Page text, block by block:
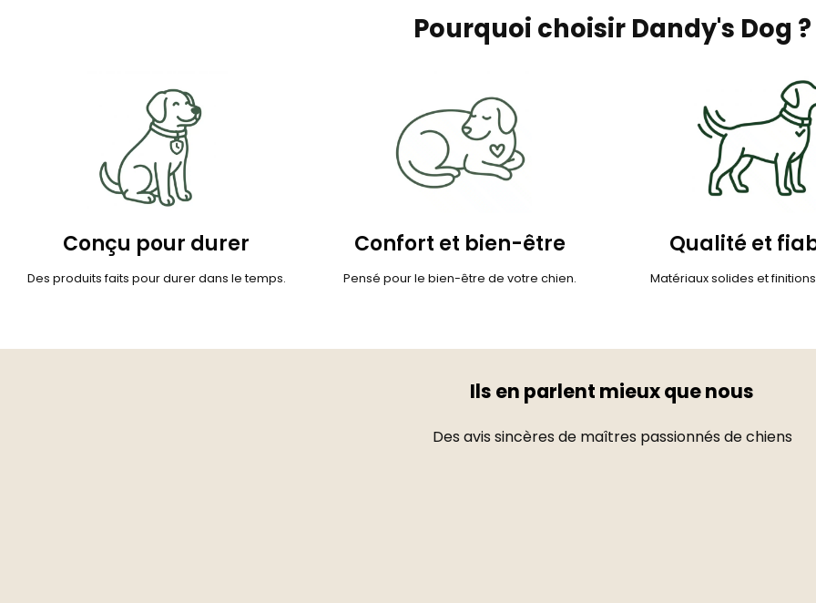
Pourquoi choisir Dandy's Dog ?
Conçu pour durer
Des produits faits pour durer dans le temps.
Confort et bien-être
Pensé pour le bien-être de votre chien.
Qualité et
Matériaux solides et
Ils en parlent mieux que nous
Des avis sincères de maîtres passionnés de chiens